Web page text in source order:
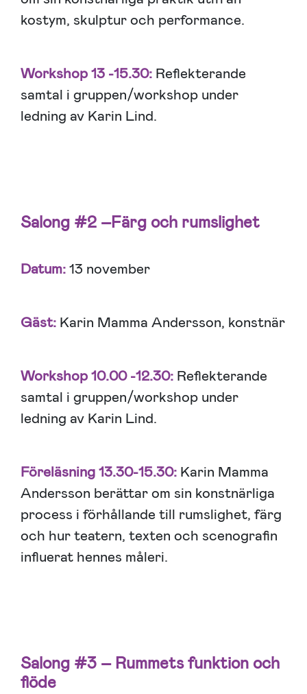
kostym, skulptur och performance.
Workshop 13 -15.30: Reflekterande
samtal i gruppen/workshop under
ledning av Karin Lind.
Salong #2 –Färg och rumslighet
Datum:13 november
Gäst: Karin Mamma Andersson, konstnär
Workshop 10.00 -12.30: Reflekterande
samtal i gruppen/workshop under
ledning av Karin Lind.
Föreläsning 13.30-15.30: Karin Mamma
Andersson berättar om sin konstnärliga
process i förhållande till rumslighet, färg
och hur teatern, texten och scenografin
influerat hennes måleri.
Salong #3 – Rummets funktion och
flöde